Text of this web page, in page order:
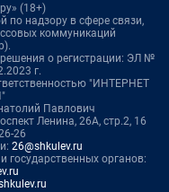
(18+)
по надзору в сфере связи,
коммуникаций
о регистрации: ЭЛ №
г.
"ИНТЕРНЕТ
Павлович
Ленина, 26А, стр.2, 16
26
26@shkulev.ru
государственных органов: